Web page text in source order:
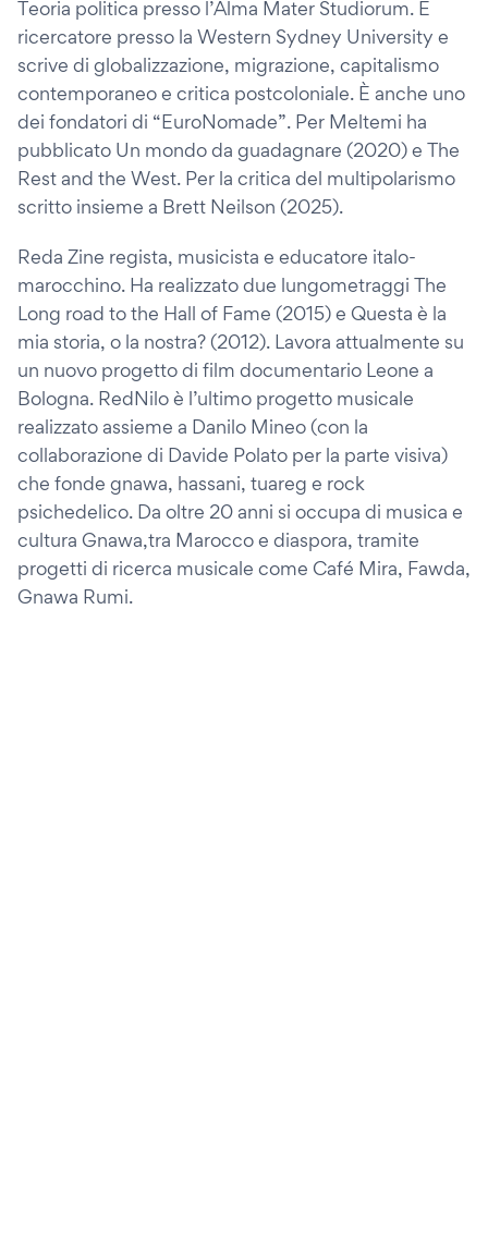
Teoria politica presso l’Alma Mater Studiorum. È
ricercatore presso la Western Sydney University e
scrive di globalizzazione, migrazione, capitalismo
contemporaneo e critica postcoloniale. È anche uno
dei fondatori di “EuroNomade”. Per Meltemi ha
pubblicato Un mondo da guadagnare (2020) e The
Rest and the West. Per la critica del multipolarismo
scritto insieme a Brett Neilson (2025).
Reda Zine regista, musicista e educatore italo-
marocchino. Ha realizzato due lungometraggi The
Long road to the Hall of Fame (2015) e Questa è la
mia storia, o la nostra? (2012). Lavora attualmente su
un nuovo progetto di film documentario Leone a
Bologna. RedNilo è l’ultimo progetto musicale
realizzato assieme a Danilo Mineo (con la
collaborazione di Davide Polato per la parte visiva)
che fonde gnawa, hassani, tuareg e rock
psichedelico. Da oltre 20 anni si occupa di musica e
cultura Gnawa,tra Marocco e diaspora, tramite
progetti di ricerca musicale come Café Mira, Fawda,
Gnawa Rumi.